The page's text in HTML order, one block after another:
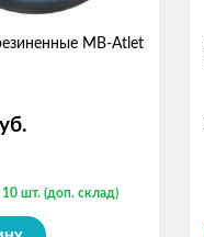
MB-Atlet
шт. (доп. склад)